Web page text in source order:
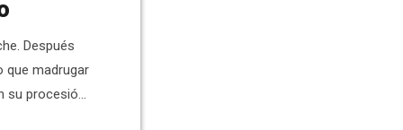
Después
que madrugar
su procesión.